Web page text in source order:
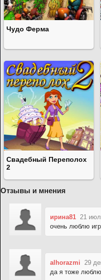
Чудо Ферма
Свадебный Переполох
2
Отзывы и мнения
ирина81 21
очень люблю
alhorazmi
29
да я тоже